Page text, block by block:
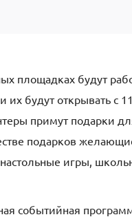
площадках будут
их будут открывать с
примут подарки
подарков
игры,
событийная